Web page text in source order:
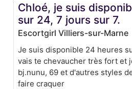
Chloé, je suis
sur 24, 7 jours sur 7.
Escortgirl Villiers-sur-Marne
Je suis disponible 24 heures
vais te chevaucher très fort et
bj.nunu, 69 et d'autres styles
faire craquer